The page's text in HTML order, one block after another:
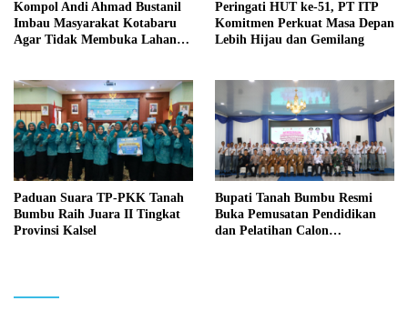
Kompol Andi Ahmad Bustanil
Imbau Masyarakat Kotabaru
Agar Tidak Membuka Lahan
Peringati HUT ke-51, PT ITP
Komitmen Perkuat Masa Depan
Lebih Hijau dan Gemilang
Paduan Suara TP-PKK Tanah
Bumbu Raih Juara II Tingkat
Provinsi Kalsel
Bupati Tanah Bumbu Resmi
Buka Pemusatan Pendidikan
dan Pelatihan Calon